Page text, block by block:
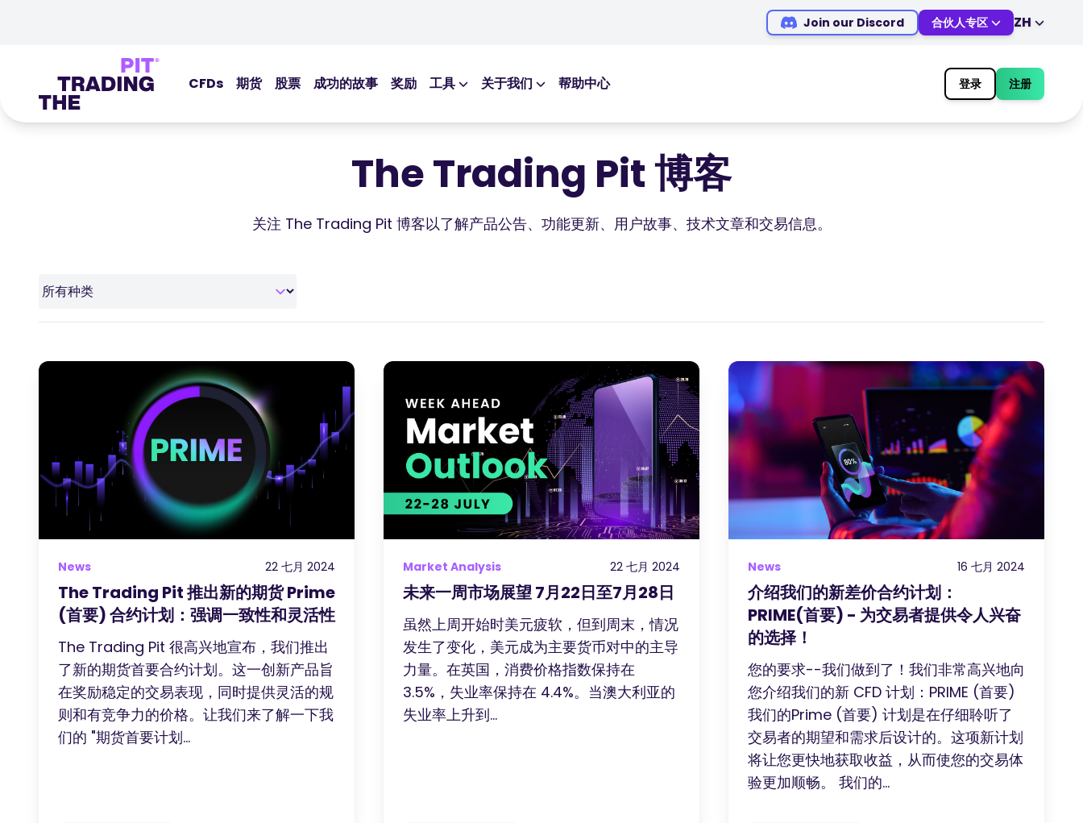
Join our Discord 合伙人专区 ZH
EN
DE
MS
ZH
JA
AR
CFDs 期货 股票 成功的故事 奖励
工具
电子书
市场休日时间
关于我们 帮助中心 登录 注册
The Trading Pit 博客
关注 The Trading Pit 博客以了解产品公告、功能更新、用户故事、技术文章和交易信息。
News 22 七月 2024
The Trading Pit 推出新的期货 Prime
(首要) 合约计划：强调一致性和灵活性
The Trading Pit 很高兴地宣布，我们推出
了新的期货首要合约计划。这一创新产品旨
在奖励稳定的交易表现，同时提供灵活的规
则和有竞争力的价格。让我们来了解一下我
们的 "期货首要计划...
Market Analysis 22 七月 2024
未来一周市场展望 7月22日至7月28日
虽然上周开始时美元疲软，但到周末，情况
发生了变化，美元成为主要货币对中的主导
力量。在英国，消费价格指数保持在
3.5%，失业率保持在 4.4%。当澳大利亚的
失业率上升到...
News 16 七月 2024
介绍我们的新差价合约计划：
PRIME(首要) - 为交易者提供令人兴奋
的选择！
您的要求--我们做到了！我们非常高兴地向
您介绍我们的新 CFD 计划：PRIME (首要)
我们的Prime (首要) 计划是在仔细聆听了
交易者的期望和需求后设计的。这项新计划
将让您更快地获取收益，从而使您的交易体
验更加顺畅。 我们的...